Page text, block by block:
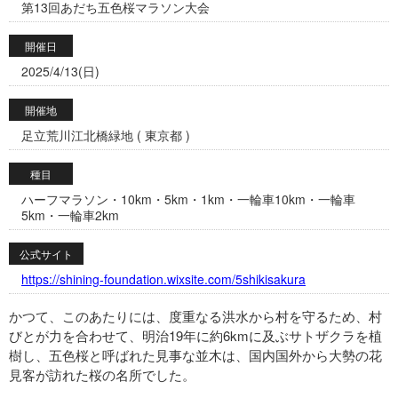
第13回あだち五色桜マラソン大会
開催日
2025/4/13(日)
開催地
足立荒川江北橋緑地 ( 東京都 )
種目
ハーフマラソン・10km・5km・1km・一輪車10km・一輪車
5km・一輪車2km
公式サイト
https://shining-foundation.wixsite.com/5shikisakura
かつて、このあたりには、度重なる洪水から村を守るため、村
びとが力を合わせて、明治19年に約6kmに及ぶサトザクラを植
樹し、五色桜と呼ばれた見事な並木は、国内国外から大勢の花
見客が訪れた桜の名所でした。